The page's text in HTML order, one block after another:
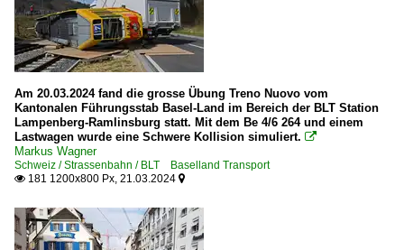
Am 20.03.2024 fand die grosse Übung Treno Nuovo vom
Kantonalen Führungsstab Basel-Land im Bereich der BLT Station
Lampenberg-Ramlinsburg statt. Mit dem Be 4/6 264 und einem
Lastwagen wurde eine Schwere Kollision simuliert. 
Markus Wagner
Schweiz / Strassenbahn / BLT Baselland Transport
 181 1200x800 Px, 21.03.2024 